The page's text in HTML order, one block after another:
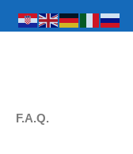
F.A.Q.